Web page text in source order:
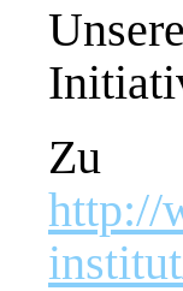
Zu
http://